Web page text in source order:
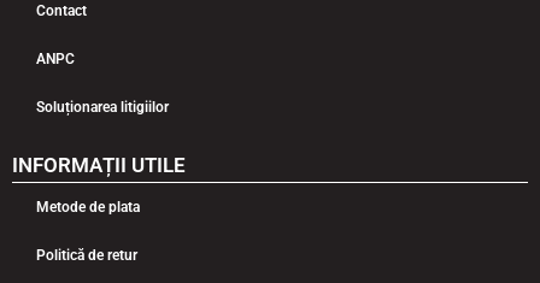
Contact
ANPC
Soluționarea litigiilor
INFORMAȚII UTILE
Metode de plata
Politică de retur